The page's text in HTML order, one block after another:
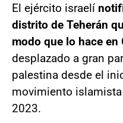
El ejército israelí
distrito de Teherán
modo que lo hace en
desplazado a gran
palestina desde el
movimiento
2023.